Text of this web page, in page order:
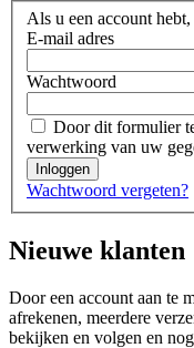
Als u een account
E-mail adres
Wachtwoord
Door dit formulier
verwerking van uw
Inloggen
Wachtwoord vergeten?
Nieuwe klanten
Door een account aan te
afrekenen, meerdere
bekijken en volgen en